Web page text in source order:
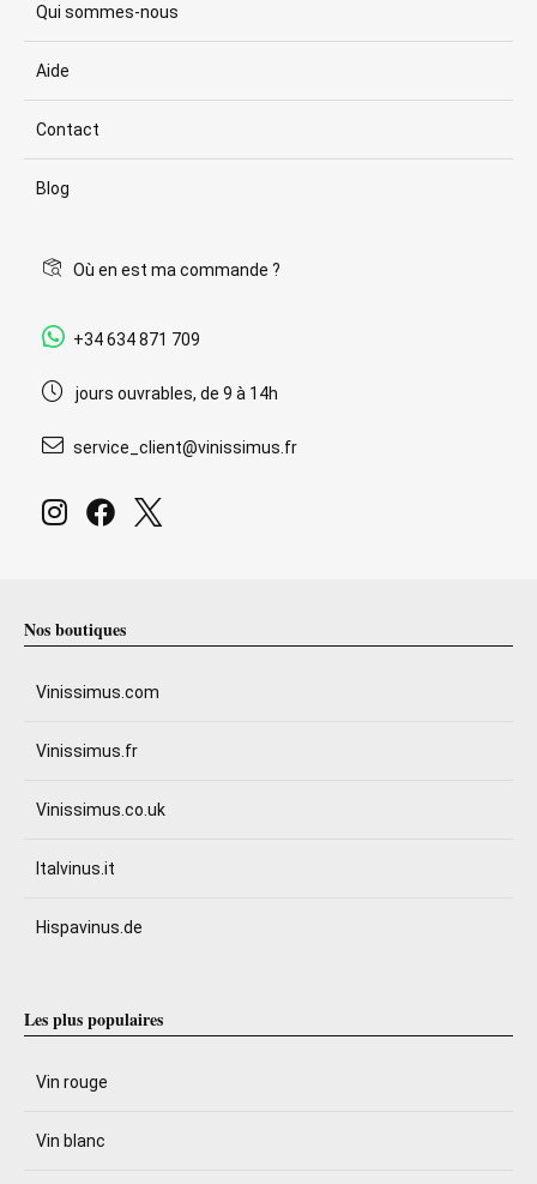
Qui sommes-nous
Aide
Contact
Blog
Où en est ma commande ?
+34 634 871 709
jours ouvrables, de 9 à 14h
service_client@vinissimus.fr
Nos boutiques
Vinissimus.com
Vinissimus.fr
Vinissimus.co.uk
Italvinus.it
Hispavinus.de
Les plus populaires
Vin rouge
Vin blanc